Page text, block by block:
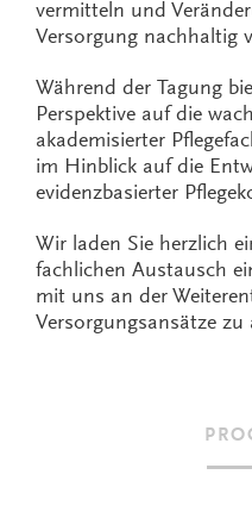
vermitteln und
Versorgung nachhaltig
Während der Tagung
Perspektive auf die
akademisierter
im Hinblick auf die
evidenzbasierter
Wir laden Sie herzlich
fachlichen Austausch
mit uns an der
Versorgungsansätze zu